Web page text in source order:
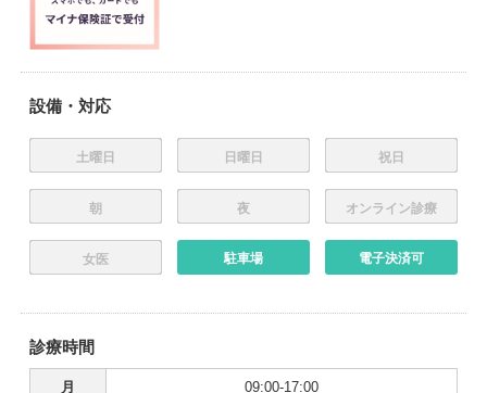
設備・対応
土曜日 日曜日 祝日
朝 夜 オンライン診療
女医 駐車場 電子決済可
診療時間
月 09:00-17:00